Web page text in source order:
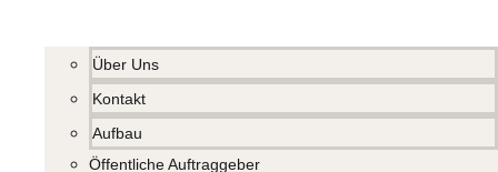
Über Uns
Kontakt
Aufbau
Öffentliche Auftraggeber